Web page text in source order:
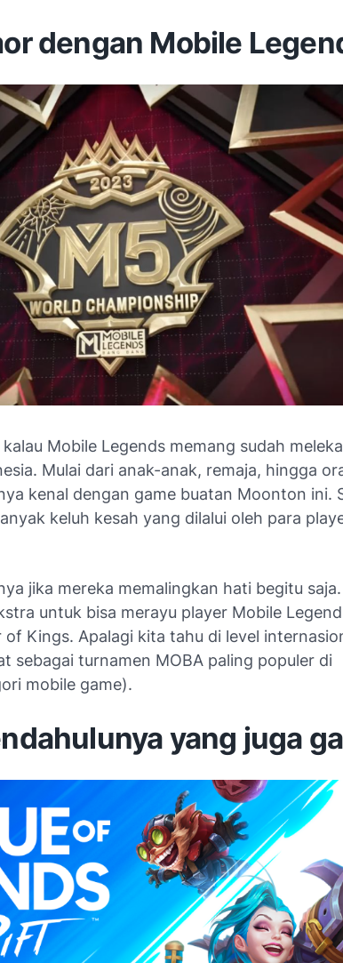
dengan Mobile
Mobile Legends memang sudah
Mulai dari anak-anak, remaja, hingga
kenal dengan game buatan Moonton ini.
keluh kesah yang dilalui oleh para
jika mereka memalingkan hati begitu saja.
untuk bisa merayu player Mobile
of Kings. Apalagi kita tahu di level
sebagai turnamen MOBA paling populer di
mobile game).
yang juga